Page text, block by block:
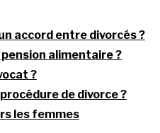
accord entre divorcés ?
alimentaire ?
?
de divorce ?
les femmes